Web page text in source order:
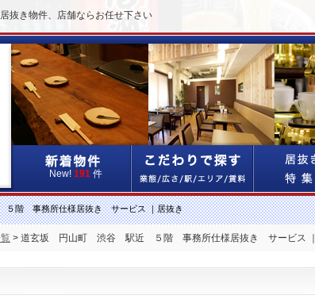
抜き物件、店舗ならお任せ下さい
New! 191 件
階 事務所仕様居抜き サービス ｜居抜き
> 道玄坂 円山町 渋谷 駅近 ５階 事務所仕様居抜き サービス ｜